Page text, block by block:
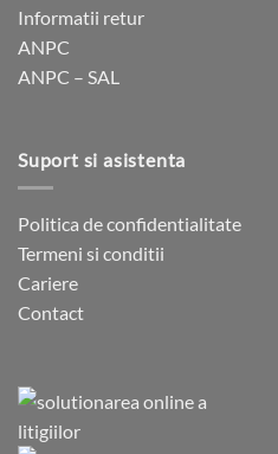
Informatii retur
ANPC
ANPC – SAL
Suport si asistenta
Politica de confidentialitate
Termeni si conditii
Cariere
Contact